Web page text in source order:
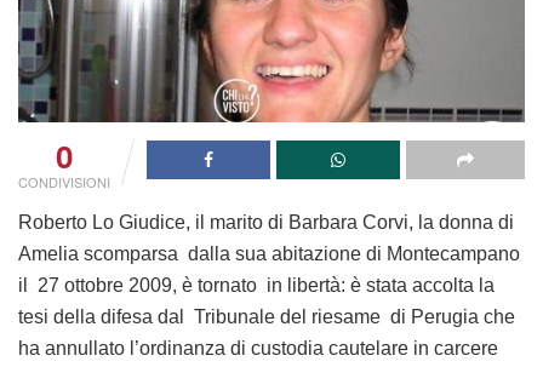
0
CONDIVISIONI
Roberto Lo Giudice, il marito di Barbara Corvi, la donna di
Amelia scomparsa dalla sua abitazione di Montecampano
il 27 ottobre 2009, è tornato in libertà: è stata accolta la
tesi della difesa dal Tribunale del riesame di Perugia che
ha annullato l’ordinanza di custodia cautelare in carcere